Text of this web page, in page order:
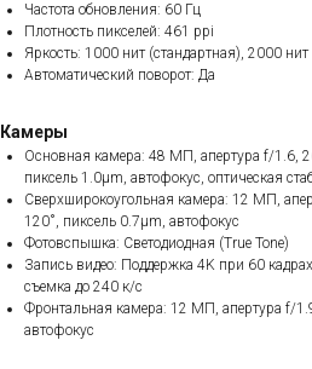
Частота обновления: 60 Гц
Плотность пикселей: 461 ppi
Яркость: 1000 нит (стандартная), 2000
Автоматический поворот: Да
Камеры
Основная камера: 48 МП, апертура f/1.6,
пиксель 1.0µm, автофокус, оптическая
Сверхширокоугольная камера: 12 МП,
120˚, пиксель 0.7µm, автофокус
Фотовспышка: Светодиодная (True Tone)
Запись видео: Поддержка 4K при 60
съемка до 240 к/с
Фронтальная камера: 12 МП, апертура f/
автофокус